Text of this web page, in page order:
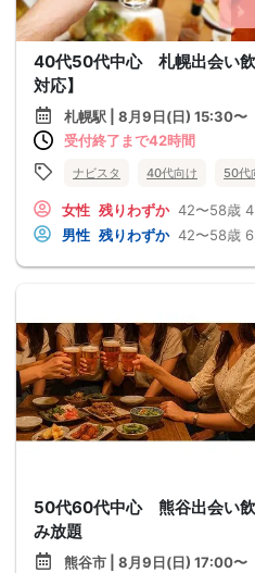
40代50代中心 札幌出会い飲
対応】
札幌駅 | 8月9日(日) 15:30〜
受付終了まで42時間
ナビスタ 40代向け 50代
女性 残りわずか 42〜58歳
男性 残りわずか 42〜58歳
50代60代中心 熊谷出会い
み放題
熊谷市 | 8月9日(日) 17:00〜